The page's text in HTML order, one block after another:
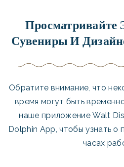
Просматривайте
Сувениры И
Обратите внимание, что
время могут быть
наше приложение Walt
Dolphin App, чтобы узнать о
часах